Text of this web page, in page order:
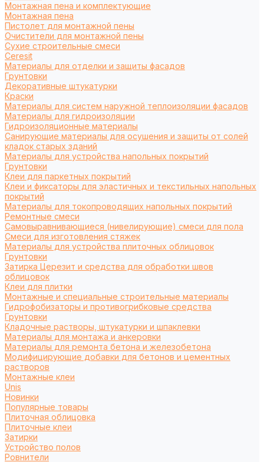
Монтажная пена и комплектующие
Монтажная пена
Пистолет для монтажной пены
Очистители для монтажной пены
Сухие строительные смеси
Ceresit
Материалы для отделки и защиты фасадов
Грунтовки
Декоративные штукатурки
Краски
Материалы для систем наружной теплоизоляции фасадов
Материалы для гидроизоляции
Гидроизоляционные материалы
Санирующие материалы для осушения и защиты от солей
кладок старых зданий
Материалы для устройства напольных покрытий
Грунтовки
Клеи для паркетных покрытий
Клеи и фиксаторы для эластичных и текстильных напольных
покрытий
Материалы для токопроводящих напольных покрытий
Ремонтные смеси
Самовыравнивающиеся (нивелирующие) смеси для пола
Смеси для изготовления стяжек
Материалы для устройства плиточных облицовок
Грунтовки
Затирка Церезит и средства для обработки швов
облицовок
Клеи для плитки
Монтажные и специальные строительные материалы
Гидрофобизаторы и противогрибковые средства
Грунтовки
Кладочные растворы, штукатурки и шпаклевки
Материалы для монтажа и анкеровки
Материалы для ремонта бетона и железобетона
Модифицирующие добавки для бетонов и цементных
растворов
Монтажные клеи
Unis
Новинки
Популярные товары
Плиточная облицовка
Плиточные клеи
Затирки
Устройство полов
Ровнители